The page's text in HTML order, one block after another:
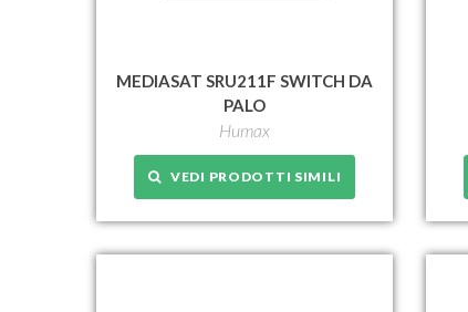
MEDIASAT SRU211F SWITCH DA
PALO
Humax
VEDI PRODOTTI SIMILI